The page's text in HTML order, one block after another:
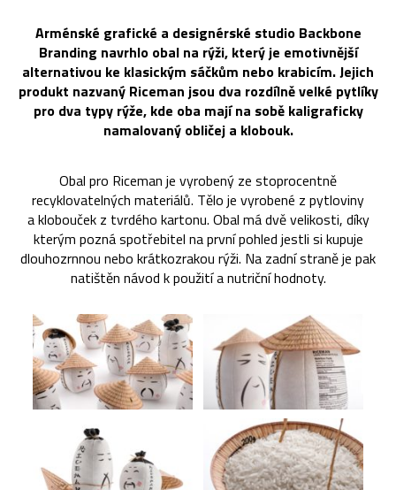
Arménské grafické a designérské studio Backbone
Branding navrhlo obal na rýži, který je emotivnější
alternativou ke klasickým sáčkům nebo krabicím. Jejich
produkt nazvaný Riceman jsou dva rozdílně velké pytlíky
pro dva typy rýže, kde oba mají na sobě kaligraficky
namalovaný obličej a klobouk.
Obal pro Riceman je vyrobený ze stoprocentně
recyklovatelných materiálů. Tělo je vyrobené z pytloviny
a klobouček z tvrdého kartonu. Obal má dvě velikosti, díky
kterým pozná spotřebitel na první pohled jestli si kupuje
dlouhozrnnou nebo krátkozrakou rýži. Na zadní straně je pak
natištěn návod k použití a nutriční hodnoty.